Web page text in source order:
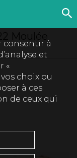
consentir à
et
«
choix ou
à ces
de ceux qui